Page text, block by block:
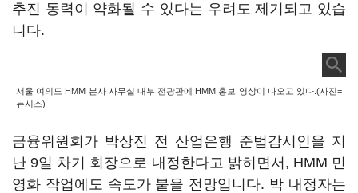
추진 동력이 약화될 수 있다는 우려도 제기되고 있습
니다.
서울 여의도 HMM 본사 사무실 내부 전광판에 HMM 홍보 영상이 나오고 있다.(사진=
뉴시스)
금융위원회가 박상진 전 산업은행 준법감시인을 지
난 9일 차기 회장으로 내정한다고 밝히면서, HMM 민
영화 작업에도 속도가 붙을 전망입니다. 박 내정자는